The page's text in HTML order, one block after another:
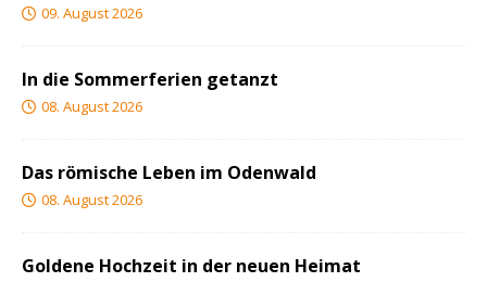
09. August 2026
In die Sommerferien getanzt
08. August 2026
Das römische Leben im Odenwald
08. August 2026
Goldene Hochzeit in der neuen Heimat